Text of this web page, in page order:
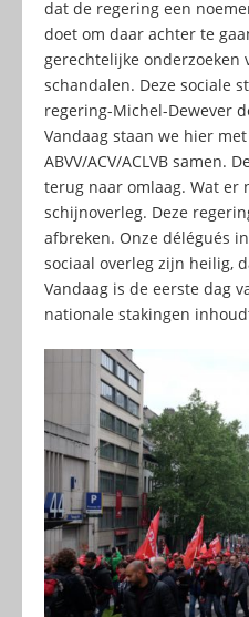
dat de regering een
doet om daar achter te
gerechtelijke onderzoeken
schandalen. Deze sociale
regering-Michel-Dewever
Vandaag staan we hier
ABVV/ACV/ACLVB samen.
terug naar omlaag. Wat er
schijnoverleg. Deze
afbreken. Onze délégués
sociaal overleg zijn heilig,
Vandaag is de eerste dag
nationale stakingen